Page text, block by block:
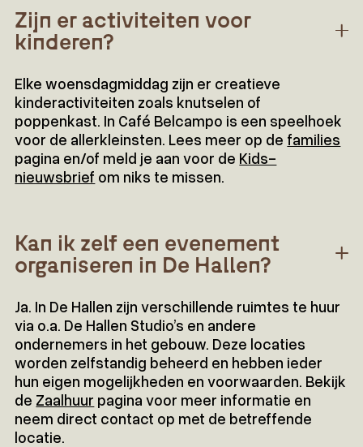
Zijn er activiteiten voor
kinderen?
Elke woensdagmiddag zijn er creatieve
kinderactiviteiten zoals knutselen of
poppenkast. In Café Belcampo is een speelhoek
voor de allerkleinsten. Lees meer op de families
pagina en/of meld je aan voor de Kids-
nieuwsbrief om niks te missen.
Kan ik zelf een evenement
organiseren in De Hallen?
Ja. In De Hallen zijn verschillende ruimtes te huur
via o.a. De Hallen Studio’s en andere
ondernemers in het gebouw. Deze locaties
worden zelfstandig beheerd en hebben ieder
hun eigen mogelijkheden en voorwaarden. Bekijk
de Zaalhuur pagina voor meer informatie en
neem direct contact op met de betreffende
locatie.